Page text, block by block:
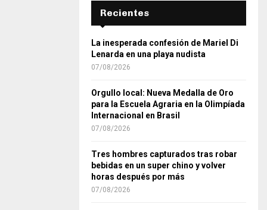
Recientes
La inesperada confesión de Mariel Di
Lenarda en una playa nudista
07/08/2026
Orgullo local: Nueva Medalla de Oro
para la Escuela Agraria en la Olimpíada
Internacional en Brasil
07/08/2026
Tres hombres capturados tras robar
bebidas en un super chino y volver
horas después por más
07/08/2026